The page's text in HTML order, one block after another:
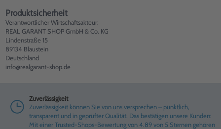
Produktsicherheit
Verantwortlicher Wirtschaftsakteur:
REAL GARANT SHOP GmbH & Co. KG
Lindenstraße 15
89134 Blaustein
Deutschland
info@realgarant-shop.de
Zuverlässigkeit
Zuverlässigkeit können Sie von uns versprechen – pünktlich,
transparent und in geprüfter Qualität. Das bestätigen unsere Kunden:
Mit einer Trusted-Shops-Bewertung von 4.89 von 5 Sternen gehören